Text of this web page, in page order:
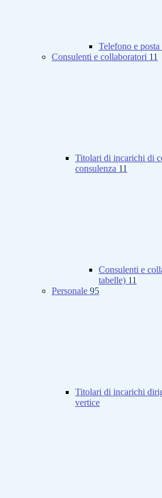
Telefono e posta
Consulenti e collaboratori 11
Titolari di incarichi di
consulenza 11
Consulenti e
tabelle) 11
Personale 95
Titolari di incarichi
vertice